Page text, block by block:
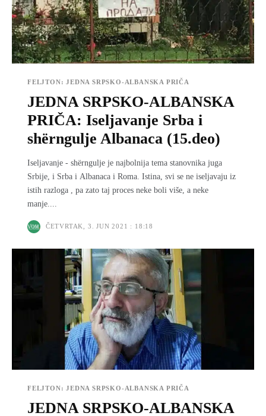
FELJTON: JEDNA SRPSKO-ALBANSKA PRIČA
JEDNA SRPSKO-ALBANSKA
PRIČA: Iseljavanje Srba i
shërngulje Albanaca (15.deo)
Iseljavanje - shërngulje je najbolnija tema stanovnika juga
Srbije, i Srba i Albanaca i Roma. Istina, svi se ne iseljavaju iz
istih razloga , pa zato taj proces neke boli više, a neke
manje....
ČETVRTAK, 3. JUN 2021 : 18:18
FELJTON: JEDNA SRPSKO-ALBANSKA PRIČA
JEDNA SRPSKO-ALBANSKA